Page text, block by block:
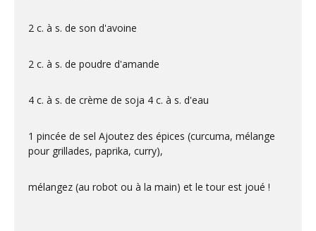
2 c. à s. de son d'avoine
2 c. à s. de poudre d'amande
4 c. à s. de crème de soja 4 c. à s. d'eau
1 pincée de sel Ajoutez des épices (curcuma, mélange
pour grillades, paprika, curry),
mélangez (au robot ou à la main) et le tour est joué !